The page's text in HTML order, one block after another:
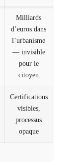
Milliards
d’euros dans
l’urbanisme
— invisible
pour le
citoyen
Certifications
visibles,
processus
opaque